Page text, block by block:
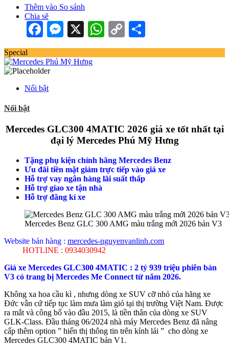
Thêm vào So sánh
Chia sẽ
Facebook
Messenger
X WhatsApp
Copy
Link
Special
Nổi bật
Nổi bật
Mercedes GLC300 4MATIC 2026 giá xe tốt nhất tại
đại lý Mercedes Phú Mỹ Hưng
Tặng phụ kiện chính hãng Mercedes Benz
Ưu đãi tiền mặt giảm trực tiếp vào giá xe
Hỗ trợ vay ngân hàng lãi suất thấp
Hỗ trợ giao xe tận nhà
Hỗ trợ đăng kí xe
Mercedes Benz GLC 300 AMG màu trắng mới 2026 bản V3
Website bán hàng : mercedes-nguyenvanlinh.com
HOTLINE : 0934030942
Giá xe Mercedes GLC300 4MATIC : 2 tỷ 939 triệu phiên bản
V3 có trang bị Mercedes Me Connect từ năm 2026.
Không xa hoa cầu kì , nhưng dòng xe SUV cỡ nhỏ của hãng xe
Đức vẫn cứ tiếp tục làm mưa làm gió tại thị trường Việt Nam. Được
ra mắt và công bố vào đầu 2015, là tiền thân của dòng xe SUV
GLK-Class. Đầu tháng 06/2024 nhà máy Mercedes Benz đã nâng
cấp thêm option ” hiển thị thông tin trên kính lái ” cho dòng xe
Mercedes GLC300 4MATIC bản V1.